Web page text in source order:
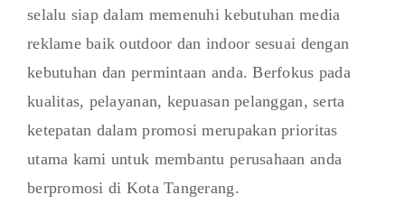
selalu siap dalam memenuhi kebutuhan media
reklame baik outdoor dan indoor sesuai dengan
kebutuhan dan permintaan anda. Berfokus pada
kualitas, pelayanan, kepuasan pelanggan, serta
ketepatan dalam promosi merupakan prioritas
utama kami untuk membantu perusahaan anda
berpromosi di Kota Tangerang.